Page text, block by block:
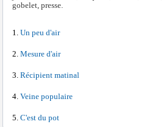
gobelet, presse.
Un peu d'air
Mesure d'air
Récipient matinal
Veine populaire
C'est du pot